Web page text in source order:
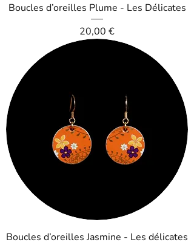
Boucles d’oreilles Plume - Les Délicates
Prix
20,00 €
Boucles d’oreilles Jasmine - Les délicates